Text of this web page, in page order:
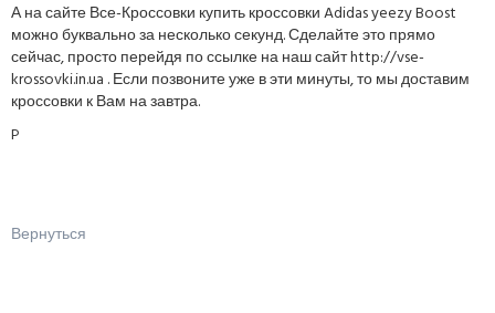
А на сайте Все-Кроссовки купить кроссовки Adidas yeezy Boost
можно буквально за несколько секунд. Сделайте это прямо
сейчас, просто перейдя по ссылке на наш сайт http://vse-
krossovki.in.ua . Если позвоните уже в эти минуты, то мы доставим
кроссовки к Вам на завтра.
P
Вернуться